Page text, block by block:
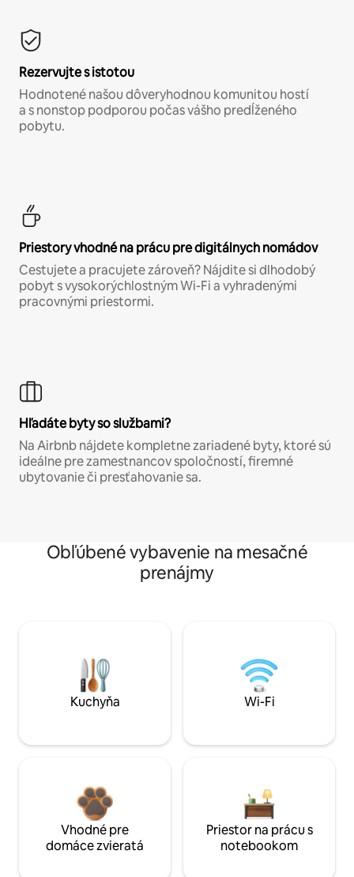
Rezervujte s istotou
Hodnotené našou dôveryhodnou komunitou hostí
a s nonstop podporou počas vášho predĺženého
pobytu.
Priestory vhodné na prácu pre digitálnych nomádov
Cestujete a pracujete zároveň? Nájdite si dlhodobý
pobyt s vysokorýchlostným Wi-Fi a vyhradenými
pracovnými priestormi.
Hľadáte byty so službami?
Na Airbnb nájdete kompletne zariadené byty, ktoré sú
ideálne pre zamestnancov spoločností, firemné
ubytovanie či presťahovanie sa.
Obľúbené vybavenie na mesačné
prenájmy
Kuchyňa Wi-Fi
Vhodné pre
domáce zvieratá
Priestor na prácu s
notebookom